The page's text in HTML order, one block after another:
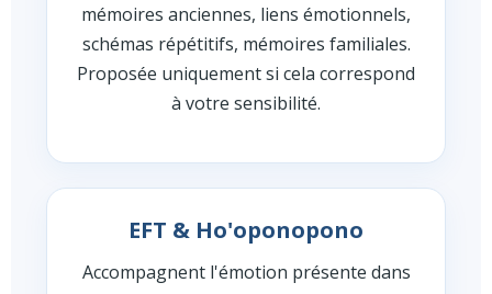
mémoires anciennes, liens émotionnels,
schémas répétitifs, mémoires familiales.
Proposée uniquement si cela correspond
à votre sensibilité.
EFT & Ho'oponopono
Accompagnent l'émotion présente dans